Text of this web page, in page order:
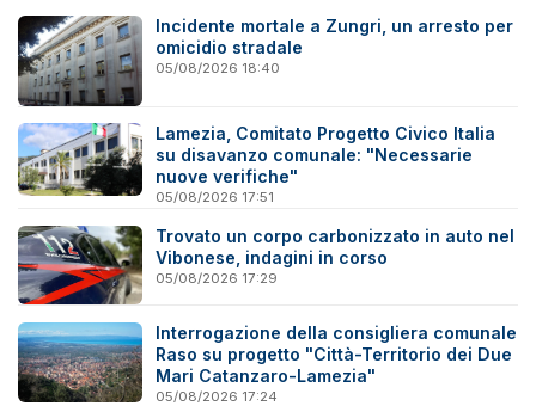
Incidente mortale a Zungri, un arresto per
omicidio stradale
05/08/2026 18:40
Lamezia, Comitato Progetto Civico Italia
su disavanzo comunale: "Necessarie
nuove verifiche"
05/08/2026 17:51
Trovato un corpo carbonizzato in auto nel
Vibonese, indagini in corso
05/08/2026 17:29
Interrogazione della consigliera comunale
Raso su progetto "Città-Territorio dei Due
Mari Catanzaro-Lamezia"
05/08/2026 17:24